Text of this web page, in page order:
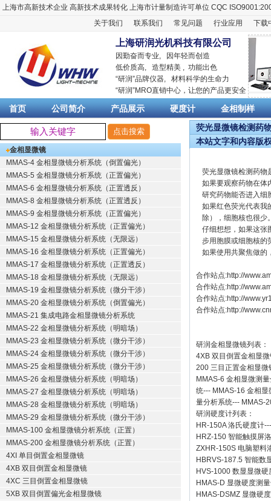
上海市高新技术企业 高新技术成果转化 上海市计量制造许可单位 CQC
关于我们
联系我们 常见问题 行业应用 下载
上海研润光机科技有限公司
因勤奋而专业, 因年轻而创造
低价质高, 造型精美 , 功能出色
“研润”品牌仪器, 材料科学的生命力
“研润”MRO直销中心，让您的产品更安全
首页 公司简介 产品展示 硬度计 金相制样
金相显微镜
MMAS-4 金相显微镜分析系统（倒置偏光）
MMAS-5 金相显微镜分析系统（正置偏光）
MMAS-6 金相显微镜分析系统（正置透反）
MMAS-8 金相显微镜分析系统（正置透反）
MMAS-9 金相显微镜分析系统（正置偏光）
MMAS-12 金相显微镜分析系统（正置偏光）
MMAS-15 金相显微镜分析系统（无限远）
MMAS-16 金相显微镜分析系统（正置偏光）
MMAS-17 金相显微镜分析系统（正置透反）
MMAS-18 金相显微镜分析系统（无限远）
MMAS-19 金相显微镜分析系统（微分干涉）
MMAS-20 金相显微镜分析系统（倒置偏光）
MMAS-21 集成电路金相显微镜分析系统
MMAS-22 金相显微镜分析系统（明暗场）
MMAS-23 金相显微镜分析系统（微分干涉）
MMAS-24 金相显微镜分析系统（微分干涉）
MMAS-25 金相显微镜分析系统（微分干涉）
MMAS-26 金相显微镜分析系统（明暗场）
MMAS-27 金相显微镜分析系统（明暗场）
MMAS-28 金相显微镜分析系统（明暗场）
MMAS-29 金相显微镜分析系统（微分干涉）
MMAS-100 金相显微镜分析系统（正置）
MMAS-200 金相显微镜分析系统（正置）
4XI 单目倒置金相显微镜
4XB 双目倒置金相显微镜
4XC 三目倒置金相显微镜
5XB 双目倒置偏光金相显微镜
荧光显微镜检测药
本站文字和内容版
荧光显微镜检测药物
如果要观察药物在体
研究药物能否进入细
如果红色荧光代表我
除），细胞核也很少
仔细想想，如果这张
步用胞膜或细胞核的
如果使用共聚焦做的
合作站点:http://
合作站点:http://
合作站点:http://
合作站点:http://
研润金相显微镜列表：
4XB 双目倒置金相显
200 三目正置金相显微
MMAS-6 金相显微测
统--- MMAS-16 金相显
量分析系统--- MMAS-
研润硬度计列表：
HR-150A 洛氏硬度计
HRZ-150 智能触摸屏
ZXHR-150S 电脑塑料
HBRVS-187.5 智能数
HVS-1000 数显显微硬
HMAS-D 显微硬度测
HMAS-DSMZ 显微硬